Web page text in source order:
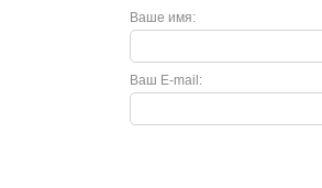
Ваше имя:
Ваш E-mail: